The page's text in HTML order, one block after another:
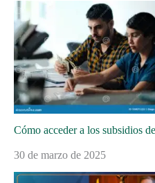
Cómo acceder a los subsidios
30 de marzo de 2025